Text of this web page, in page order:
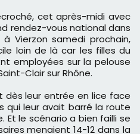
rendez-vous national dans
Vierzon samedi prochain,
loin de là car les filles du
employées sur la pelouse
Clair sur Rhône.
dès leur entrée en lice face
qui leur avait barré la route
Et le scénario a bien failli se
menaient 14-12 dans la